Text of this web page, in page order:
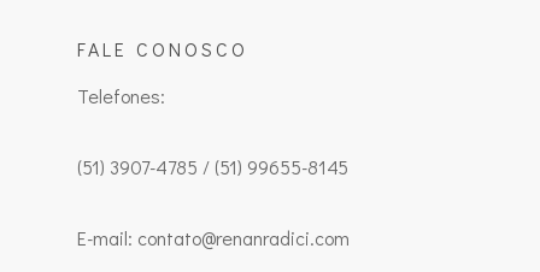
FALE CONOSCO
Telefones:
(51) 3907-4785 / (51) 99655-8145
E-mail: contato@renanradici.com